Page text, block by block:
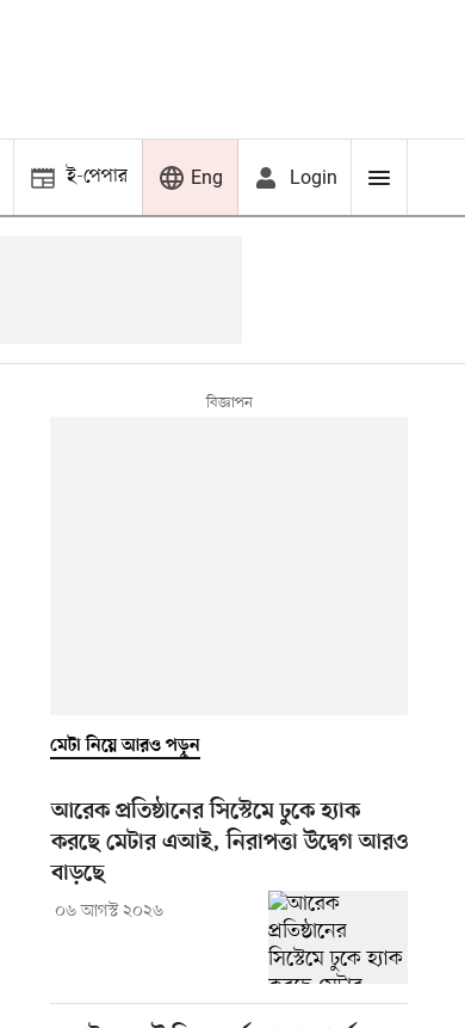
ই-পেপার Eng Login
মেটা নিয়ে আরও পড়ুন
আরেক প্রতিষ্ঠানের সিস্টেমে ঢুকে হ্যাক
করছে মেটার এআই, নিরাপত্তা উদ্বেগ আরও
বাড়ছে
০৬ আগস্ট ২০২৬